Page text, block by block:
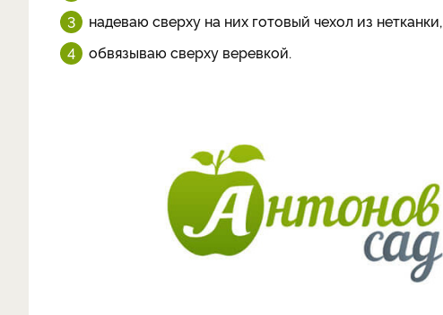
надеваю сверху на них готовый чехол из нетканки,
обвязываю сверху веревкой.